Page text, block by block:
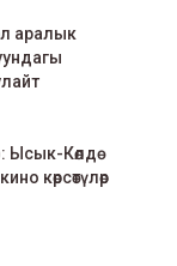
аралык
Ысык-Көлдө
көрсөтүлөр